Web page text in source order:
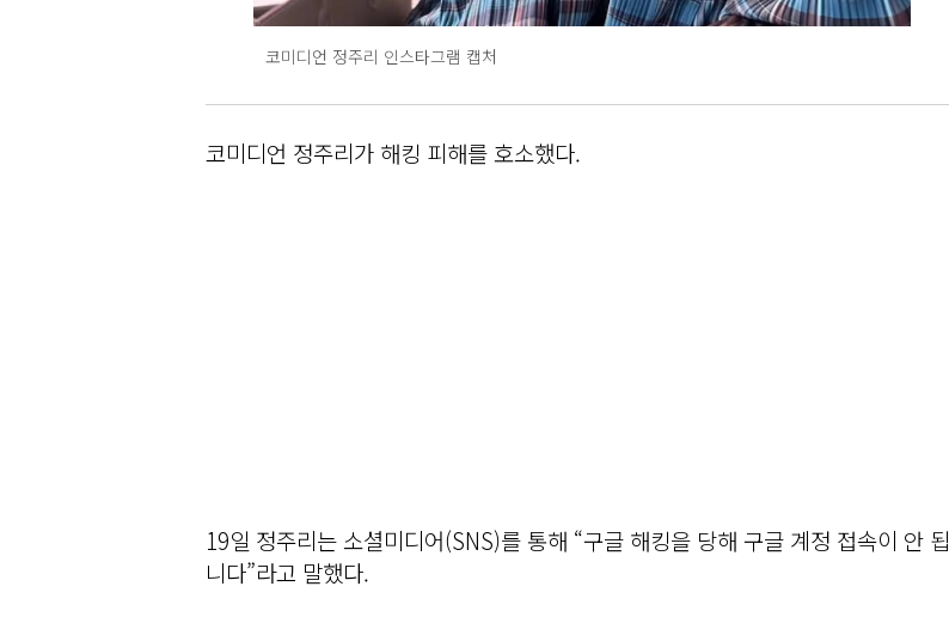
코미디언 정주리 인스타그램 캡처
코미디언 정주리가 해킹 피해를 호소했다.
19일 정주리는 소셜미디어(SNS)를 통해 “구글 해킹을 당해 구글 계정 접속이 안 됩
니다”라고 말했다.